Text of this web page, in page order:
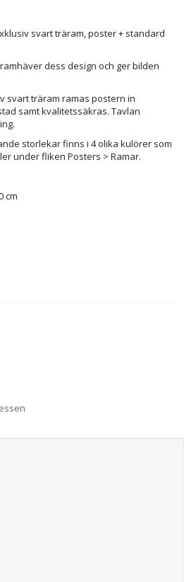
svart träram, poster + standard
dess design och ger bilden
svart träram ramas postern in
samt kvalitetssäkras. Tavlan
storlekar finns i 4 olika kulörer som
under fliken Posters > Ramar.
cm